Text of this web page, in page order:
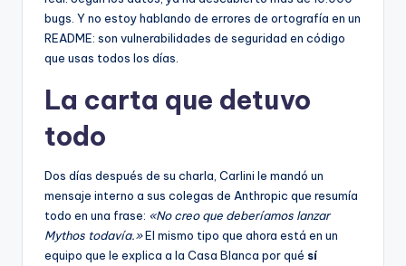
bugs. Y no estoy hablando de errores de ortografía en un
README: son vulnerabilidades de seguridad en código
que usas todos los días.
La carta que detuvo
todo
Dos días después de su charla, Carlini le mandó un
mensaje interno a sus colegas de Anthropic que resumía
todo en una frase: «No creo que deberíamos lanzar
Mythos todavía.»El mismo tipo que ahora está en un
equipo que le explica a la Casa Blanca por qué sí